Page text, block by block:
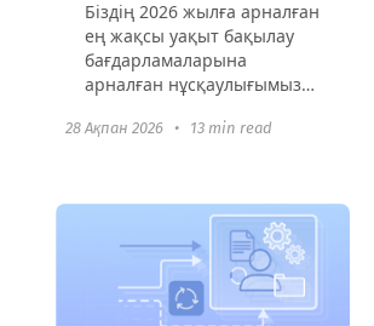
Біздің 2026 жылға арналған
ең жақсы уақыт бақылау
бағдарламаларына
арналған нұсқаулығымызға
қалай ерекшеленетінін,
басты пайдаларын
28 Ақпан 2026 • 13 min read